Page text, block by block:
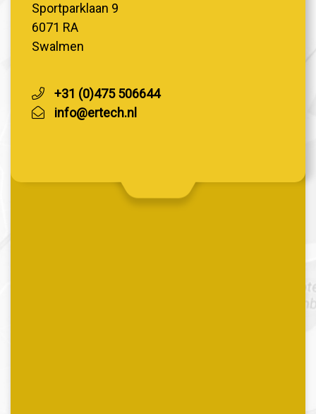
Sportparklaan 9
6071 RA
Swalmen
+31 (0)475 506644
info@ertech.nl